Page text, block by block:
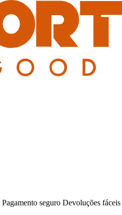
Pagamento seguro Devoluções fáceis